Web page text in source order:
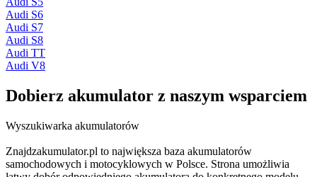
Audi S6
Audi S7
Audi S8
Audi TT
Audi V8
Dobierz akumulator z naszym wsparciem
Wyszukiwarka akumulatorów
Znajdzakumulator.pl to największa baza akumulatorów
samochodowych i motocyklowych w Polsce. Strona umożliwia